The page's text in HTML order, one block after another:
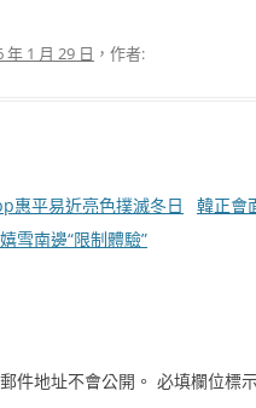
年 1 月 29 日 ，作者:
惠平易近亮色撲滅冬日
雪南邊“限制體驗”
韓正會
件地址不會公開。 必填欄位標